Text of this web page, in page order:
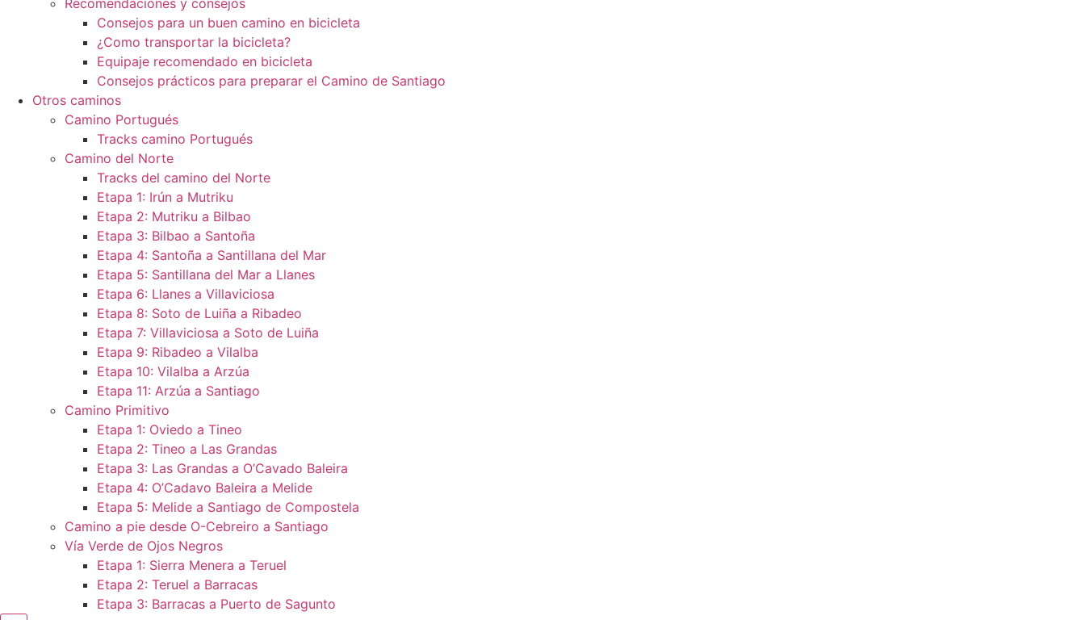
Recomendaciones y consejos
Consejos para un buen camino en bicicleta
¿Como transportar la bicicleta?
Equipaje recomendado en bicicleta
Consejos prácticos para preparar el Camino de Santiago
Otros caminos
Camino Portugués
Tracks camino Portugués
Camino del Norte
Tracks del camino del Norte
Etapa 1: Irún a Mutriku
Etapa 2: Mutriku a Bilbao
Etapa 3: Bilbao a Santoña
Etapa 4: Santoña a Santillana del Mar
Etapa 5: Santillana del Mar a Llanes
Etapa 6: Llanes a Villaviciosa
Etapa 8: Soto de Luiña a Ribadeo
Etapa 7: Villaviciosa a Soto de Luiña
Etapa 9: Ribadeo a Vilalba
Etapa 10: Vilalba a Arzúa
Etapa 11: Arzúa a Santiago
Camino Primitivo
Etapa 1: Oviedo a Tineo
Etapa 2: Tineo a Las Grandas
Etapa 3: Las Grandas a O’Cavado Baleira
Etapa 4: O’Cadavo Baleira a Melide
Etapa 5: Melide a Santiago de Compostela
Camino a pie desde O-Cebreiro a Santiago
Vía Verde de Ojos Negros
Etapa 1: Sierra Menera a Teruel
Etapa 2: Teruel a Barracas
Etapa 3: Barracas a Puerto de Sagunto